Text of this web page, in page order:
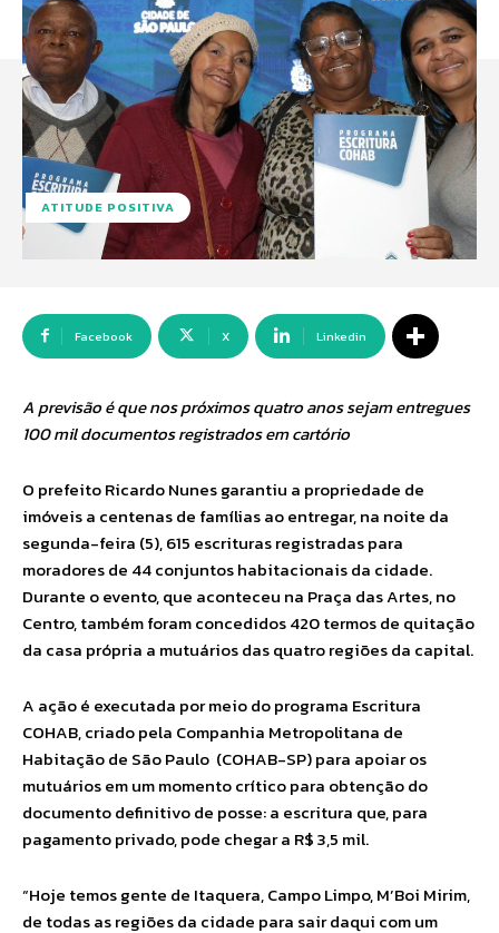
ATITUDE POSITIVA
Facebook X Linkedin
A previsão é que nos próximos quatro anos sejam entregues
100 mil documentos registrados em cartório
O prefeito Ricardo Nunes garantiu a propriedade de
imóveis a centenas de famílias ao entregar, na noite da
segunda-feira (5), 615 escrituras registradas para
moradores de 44 conjuntos habitacionais da cidade.
Durante o evento, que aconteceu na Praça das Artes, no
Centro, também foram concedidos 420 termos de quitação
da casa própria a mutuários das quatro regiões da capital.
A ação é executada por meio do programa Escritura
COHAB, criado pela Companhia Metropolitana de
Habitação de São Paulo (COHAB-SP) para apoiar os
mutuários em um momento crítico para obtenção do
documento definitivo de posse: a escritura que, para
pagamento privado, pode chegar a R$ 3,5 mil.
“Hoje temos gente de Itaquera, Campo Limpo, M’Boi Mirim,
de todas as regiões da cidade para sair daqui com um